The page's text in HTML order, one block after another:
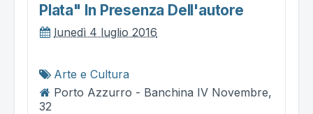
Plata" In Presenza Dell'autore
lunedì 4 luglio 2016
Arte e Cultura
Porto Azzurro - Banchina IV Novembre,
32